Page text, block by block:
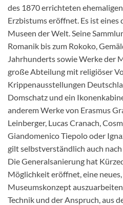
des 1870 errichteten
Erzbistums eröffnet. Es ist
Museen der Welt. Seine
Romanik bis zum Rokoko,
Jahrhunderts sowie Werke der
große Abteilung mit religiöser
Krippenausstellungen
Domschatz und ein
anderem Werke von Erasmus
Leinberger, Lucas Cranach,
Giandomenico Tiepolo oder
gilt selbstverständlich auch
Die Generalsanierung hat
Möglichkeit eröffnet, eine
Museumskonzept
Technik und der Anspruch, aus